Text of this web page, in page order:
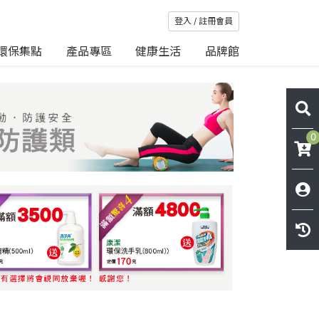
登入 / 註冊會員
保集點 產品專區 健康生活 品牌館
0